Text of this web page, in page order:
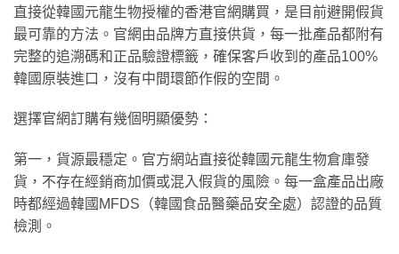
直接從韓國元龍生物授權的香港官網購買，是目前避開假貨
最可靠的方法。官網由品牌方直接供貨，每一批產品都附有
完整的追溯碼和正品驗證標籤，確保客戶收到的產品100%
韓國原裝進口，沒有中間環節作假的空間。
選擇官網訂購有幾個明顯優勢：
第一，貨源最穩定。官方網站直接從韓國元龍生物倉庫發
貨，不存在經銷商加價或混入假貨的風險。每一盒產品出廠
時都經過韓國MFDS（韓國食品醫藥品安全處）認證的品質
檢測。